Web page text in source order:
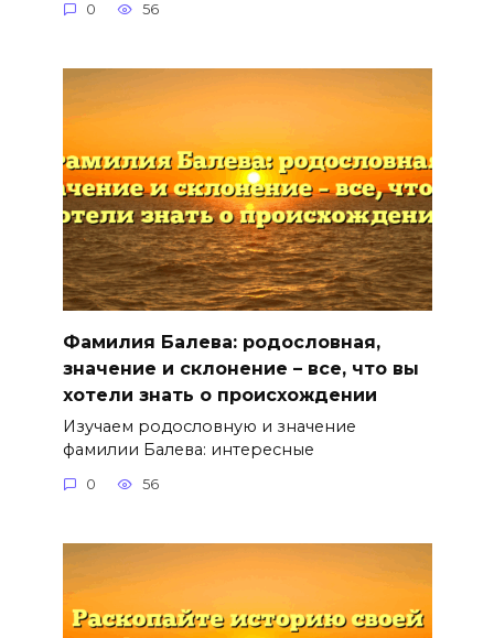
0 56
Фамилия Балева: родословная,
значение и склонение – все, что вы
хотели знать о происхождении
Изучаем родословную и значение
фамилии Балева: интересные
0 56